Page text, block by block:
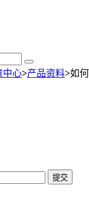
中心>产品资料>如